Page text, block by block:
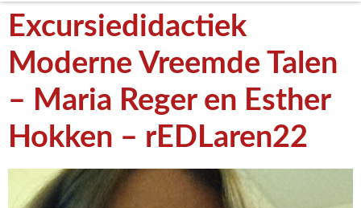
Excursiedidactiek
Moderne Vreemde Talen
– Maria Reger en Esther
Hokken – rEDLaren22